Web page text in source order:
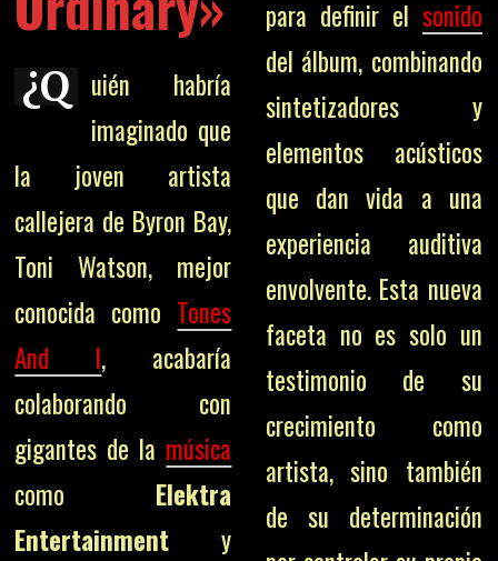
¿Q
uién habría
imaginado que
la joven artista
callejera de Byron Bay,
Toni Watson, mejor
conocida como Tones
And I, acabaría
colaborando con
gigantes de la música
como Elektra
Entertainment y
para definir el sonido
del álbum, combinando
sintetizadores y
elementos acústicos
que dan vida a una
experiencia auditiva
envolvente. Esta nueva
faceta no es solo un
testimonio de su
crecimiento como
artista, sino también
de su determinación